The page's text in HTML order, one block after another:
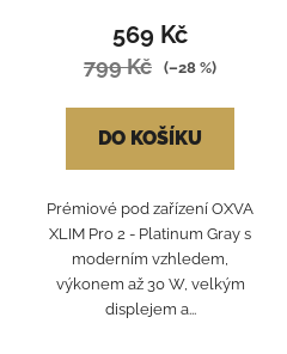
569 Kč
799 Kč (–28 %)
DO KOŠÍKU
Prémiové pod zařízení OXVA
XLIM Pro 2 - Platinum Gray s
moderním vzhledem,
výkonem až 30 W, velkým
displejem a...